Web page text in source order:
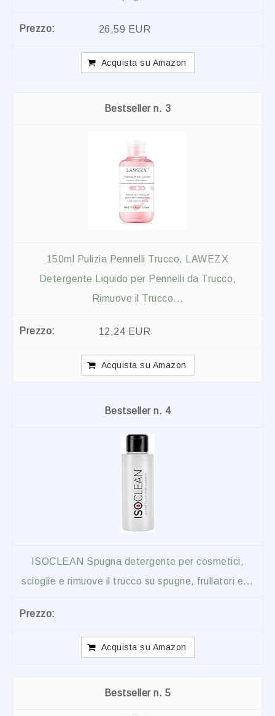
26,59 EUR
Acquista su Amazon
3
150ml Pulizia Pennelli Trucco, LAWEZX
Detergente Liquido per Pennelli da Trucco,
Rimuove il Trucco...
12,24 EUR
Acquista su Amazon
4
ISOCLEAN Spugna detergente per cosmetici,
scioglie e rimuove il trucco su spugne, frullatori e...
Acquista su Amazon
5